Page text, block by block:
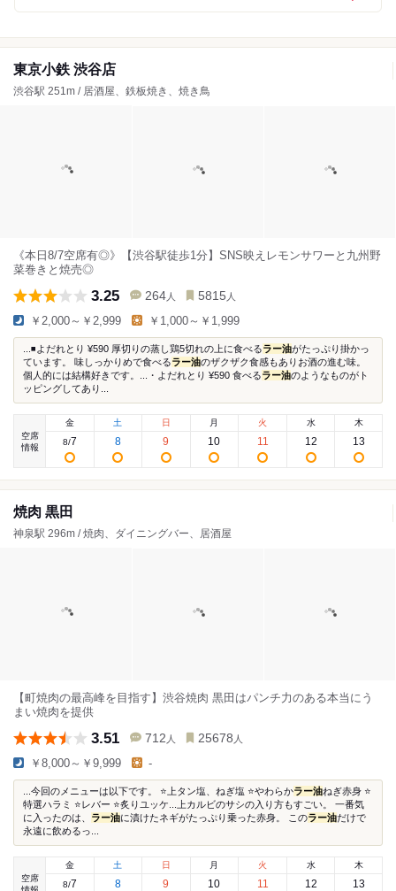
東京小鉄 渋谷店
渋谷駅 251m / 居酒屋、鉄板焼き、焼き鳥
《本日8/7空席有◎》【渋谷駅徒歩1分】SNS映えレモンサワーと九州野
菜巻きと焼売◎
3.25 264 人 5815 人
￥2,000～￥2,999 ￥1,000～￥1,999
...◾️よだれとり ¥590 厚切りの蒸し鶏5切れの上に食べるラー油がたっぷり掛かっ
ています。 味しっかりめで食べるラー油のザクザク食感もありお酒の進む味。
個人的には結構好きです。...・よだれとり ¥590 食べるラー油のようなものがト
ッピングしてあり...
空席
情報
金
8/7
土
8
日
9
月
10
火
11
水
12
木
13
焼肉 黒田
神泉駅 296m / 焼肉、ダイニングバー、居酒屋
【町焼肉の最高峰を目指す】渋谷焼肉 黒田はパンチ力のある本当にう
まい焼肉を提供
3.51 712 人 25678 人
￥8,000～￥9,999 -
...今回のメニューは以下です。 ⭐️上タン塩、ねぎ塩 ⭐️やわらかラー油ねぎ赤身 ⭐️
特選ハラミ ⭐️レバー ⭐️炙りユッケ...上カルビのサシの入り方もすごい。 一番気
に入ったのは、 ラー油に漬けたネギがたっぷり乗った赤身。 このラー油だけで
永遠に飲めるっ...
空席
金
8/7
土
8
日
9
月
10
火
11
水
12
木
13